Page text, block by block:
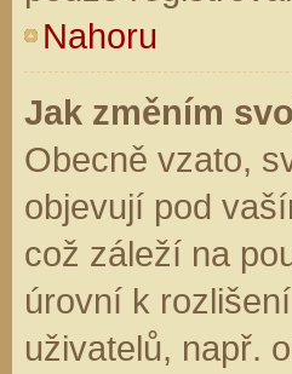
Nahoru
Jak změním
Obecně vzato,
objevují pod
což záleží na
úrovní k
uživatelů, např.